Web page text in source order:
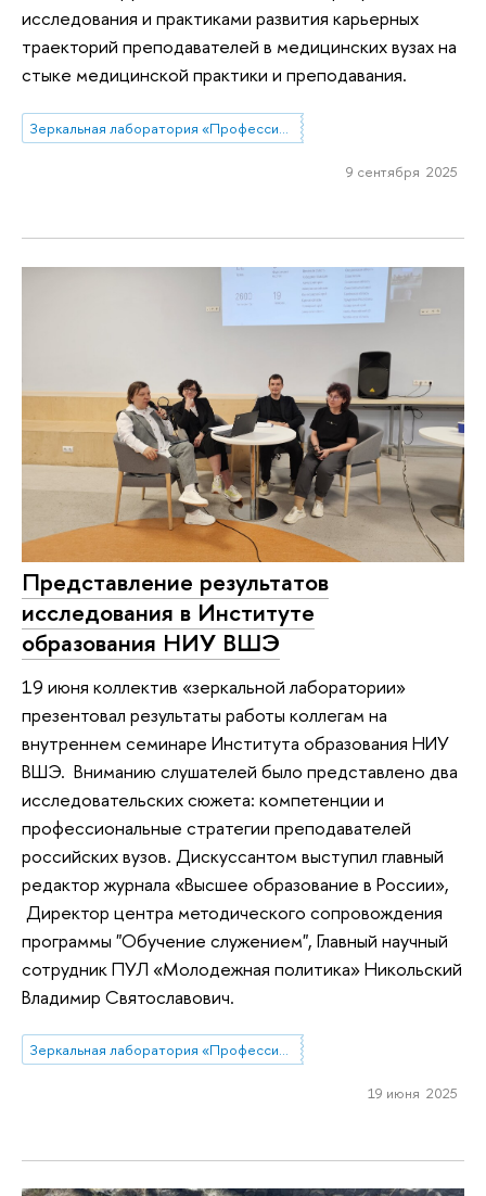
исследования и практиками развития карьерных
траекторий преподавателей в медицинских вузах на
стыке медицинской практики и преподавания.
Зеркальная лаборатория «Профессиональные стратегии преподавателей высшей школы в современной России»
9 сентября 2025
Представление результатов
исследования в Институте
образования НИУ ВШЭ
19 июня коллектив «зеркальной лаборатории»
презентовал результаты работы коллегам на
внутреннем семинаре Института образования НИУ
ВШЭ. Вниманию слушателей было представлено два
исследовательских сюжета: компетенции и
профессиональные стратегии преподавателей
российских вузов. Дискуссантом выступил главный
редактор журнала «Высшее образование в России»,
Директор центра методического сопровождения
программы "Обучение служением", Главный научный
сотрудник ПУЛ «Молодежная политика» Никольский
Владимир Святославович.
Зеркальная лаборатория «Профессиональные стратегии преподавателей высшей школы в современной России»
19 июня 2025